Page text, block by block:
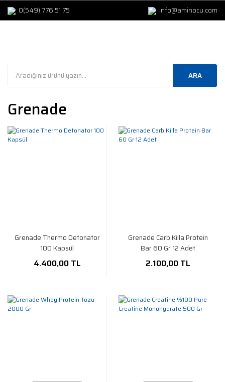
0(549) 776 51 75 info@aminocu.com
ARA
Grenade
Grenade Thermo Detonator
100 Kapsül
4.400,00 TL
Grenade Carb Killa Protein
Bar 60 Gr 12 Adet
2.100,00 TL